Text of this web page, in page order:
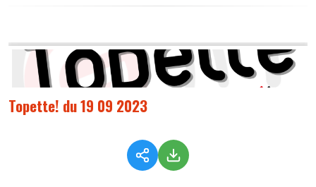
Topette! du 19 09 2023